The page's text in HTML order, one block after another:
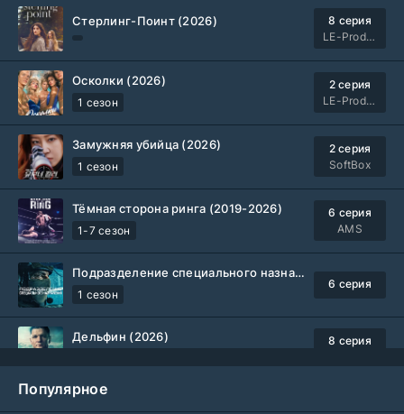
Стерлинг-Поинт (2026)
8 серия
LE-Production
Осколки (2026)
1 сезон
2 серия
LE-Production
Замужняя убийца (2026)
1 сезон
2 серия
SoftBox
Тёмная сторона ринга (2019-2026)
1-7 сезон
6 серия
AMS
Подразделение специального назначения (2026)
1 сезон
6 серия
Дельфин (2026)
8 серия
Популярное